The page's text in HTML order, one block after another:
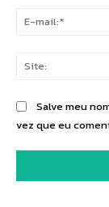
Salve meu
vez que eu